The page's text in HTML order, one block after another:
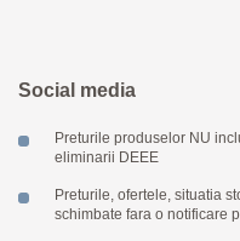
Social media
Preturile produselor NU
eliminarii DEEE
Preturile, ofertele, situatia
schimbate fara o notificare